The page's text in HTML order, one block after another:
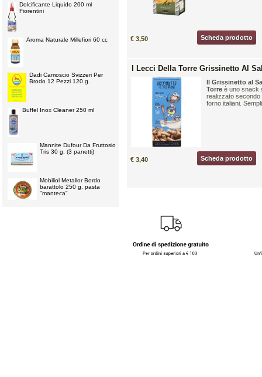
Dolcificante Liquido 200 ml
Fiorentini
Aroma Naturale Millefiori 60 cc
Dadi Camoscio Svizzeri Per
Brodo 12 Pezzi 120 g.
Buffel Inox Cleaner 250 ml
Mannite Dufour Da Fruttosio
Tris 30 g. (3 panetti)
Mobiliol Metallor Bordo
barattolo 250 g. pasta
"manteca"
€ 3,50 Scheda prodotto
I Lecci Della Torre Grissinetto Al
Il Grissinetto al
Torre è uno snack
realizzato secondo
forno italiani.
€ 3,40 Scheda prodotto